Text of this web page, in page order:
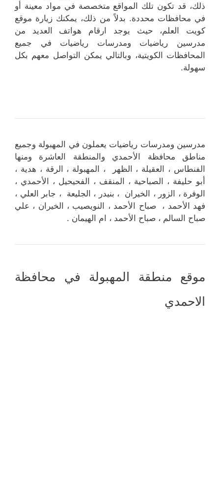
ذلك، قد تكون تلك المواقع متخصصة في مواد معينة أو
في محافظات محددة. بدلاً من ذلك، يمكنك زيارة موقع
كويت العلم، حيث يوجد ارقام هواتف العديد من
مدرسين رياضيات ومدرسات رياضيات في جميع
المحافظات الكويتية، وبالتالي يمكن التواصل معهم بكل
سهولة.
مدرسين ومدرسات رياضيات يعملون في المهبولة وجميع
مناطق محافظة الأحمدي والمنطقة العاشرة ومنها
الفنطاس ، العقيلة ، الظهر ، المهبولة ، الرقة ، هدية ،
أبو حليفة ، الصباحية ، المنقف ، الفحيحيل ، الأحمدي ،
الوفرة ، الزور ، الخيران ، بنيدر ، الجليعة ، جابر العلي ،
فهد الأحمد ، صباح الأحمد ، النويصيب ، الخيران ، علي
صباح السالم ، صباح الأحمد ، ام الهيمان .
موقع منطقة المهبولة في محافظة
الاحمدي